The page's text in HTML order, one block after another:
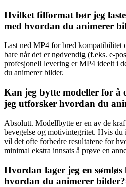
Hvilket filformat bør jeg
med hvordan du animerer
Last ned MP4 for bred
bare når det er nødvendig (f.eks. e-
profesjonell levering er MP4 ideelt i
du animerer bilder.
Kan jeg bytte modeller for å
jeg utforsker hvordan du
Absolutt. Modellbytte er en av de
bevegelse og motivintegritet. Hvis du
vil det ofte forbedre resultatene for
minimal ekstra innsats å prøve en
Hvordan lager jeg en
hvordan du animerer bilder?